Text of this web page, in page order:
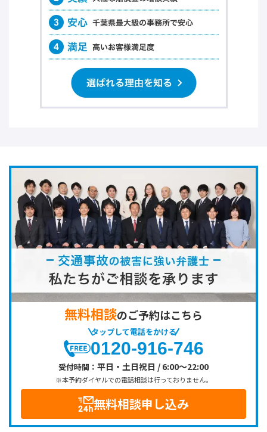
無料相談のご予約はこちら
タップして電話をかける
0120-916-746
受付時間： 平日・土日祝日 / 6:00～22:00
※本予約ダイヤルでの電話相談は行っておりません。
無料相談申し込み